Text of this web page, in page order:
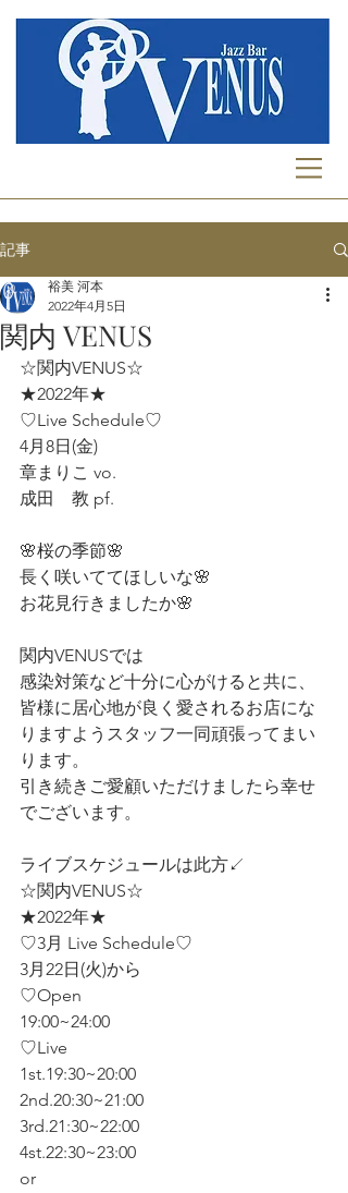
記事
関内 VENUS
裕美 河本
2022年4月5日
☆関内VENUS☆
★2022年★
♡Live Schedule♡
4月8日(金)
章まりこ vo.
成田　教 pf.
🌸桜の季節🌸
長く咲いててほしいな🌸
お花見行きましたか🌸
関内VENUSでは
感染対策など十分に心がけると共に、
皆様に居心地が良く愛されるお店にな
りますようスタッフ一同頑張ってまい
ります。
引き続きご愛顧いただけましたら幸せ
でございます。
ライブスケジュールは此方↙️
☆関内VENUS☆
★2022年★
♡3月 Live Schedule♡
3月22日(火)から
♡Open
19:00~24:00
♡Live
1st.19:30~20:00
2nd.20:30~21:00
3rd.21:30~22:00
4st.22:30~23:00
or